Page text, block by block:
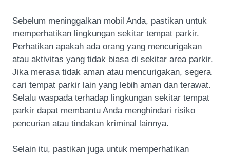
Sebelum meninggalkan mobil Anda, pastikan untuk
memperhatikan lingkungan sekitar tempat parkir.
Perhatikan apakah ada orang yang mencurigakan
atau aktivitas yang tidak biasa di sekitar area parkir.
Jika merasa tidak aman atau mencurigakan, segera
cari tempat parkir lain yang lebih aman dan terawat.
Selalu waspada terhadap lingkungan sekitar tempat
parkir dapat membantu Anda menghindari risiko
pencurian atau tindakan kriminal lainnya.
Selain itu, pastikan juga untuk memperhatikan